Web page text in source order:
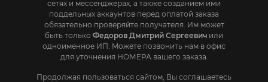
сетях и мессенджерах, а также созданием ими
поддельных аккаунтов перед оплатой заказа
обязательно проверяйте получателя. Им может
быть только Федоров Дмитрий Сергеевич или
одноименное ИП. Mожете позвонить нам в офис
для уточнения НОМЕРА вашего заказа.
Продолжая пользоваться сайтом, Вы соглашаетесь